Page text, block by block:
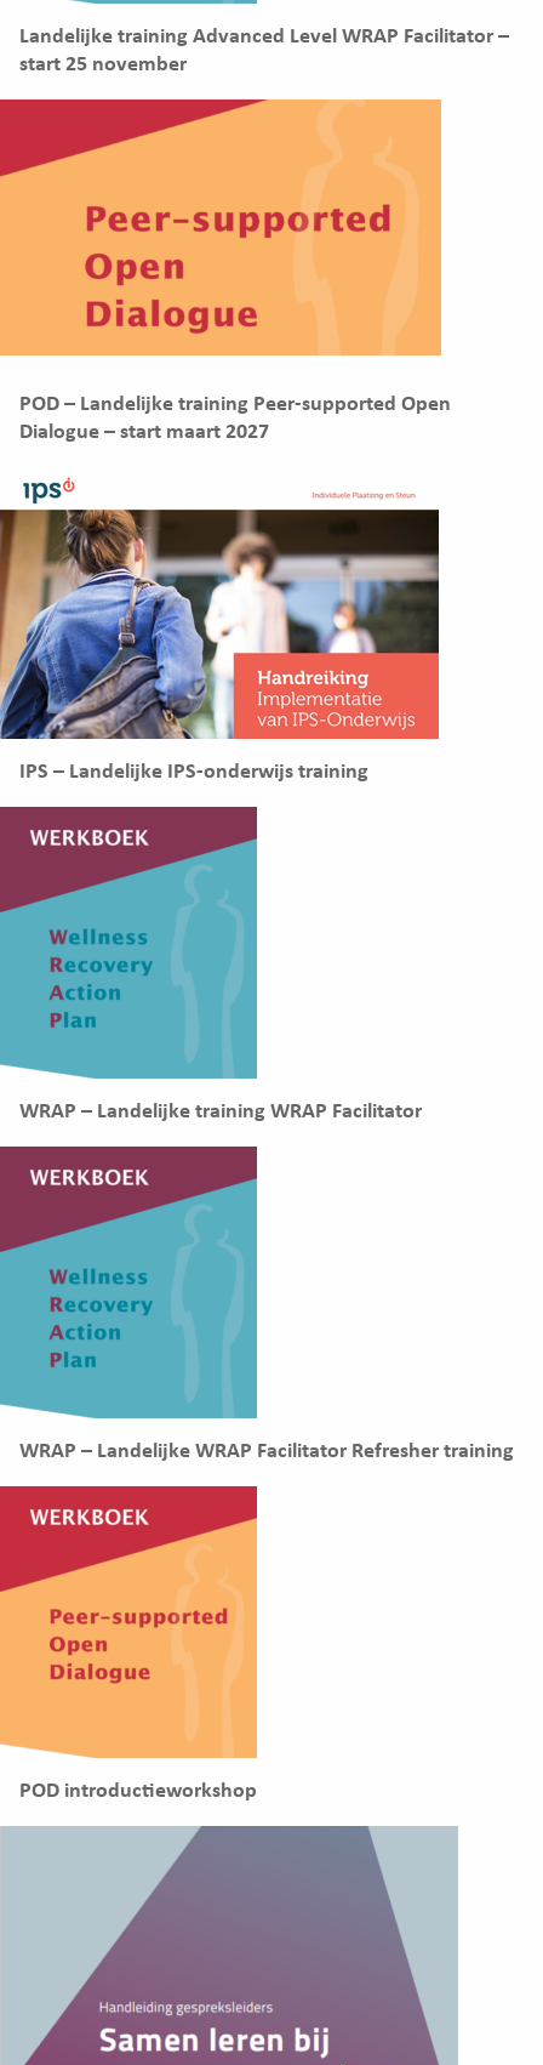
Landelijke training Advanced Level WRAP Facilitator –
start 25 november
POD – Landelijke training Peer-supported Open
Dialogue – start maart 2027
IPS – Landelijke IPS-onderwijs training
WRAP – Landelijke training WRAP Facilitator
WRAP – Landelijke WRAP Facilitator Refresher training
POD introductieworkshop